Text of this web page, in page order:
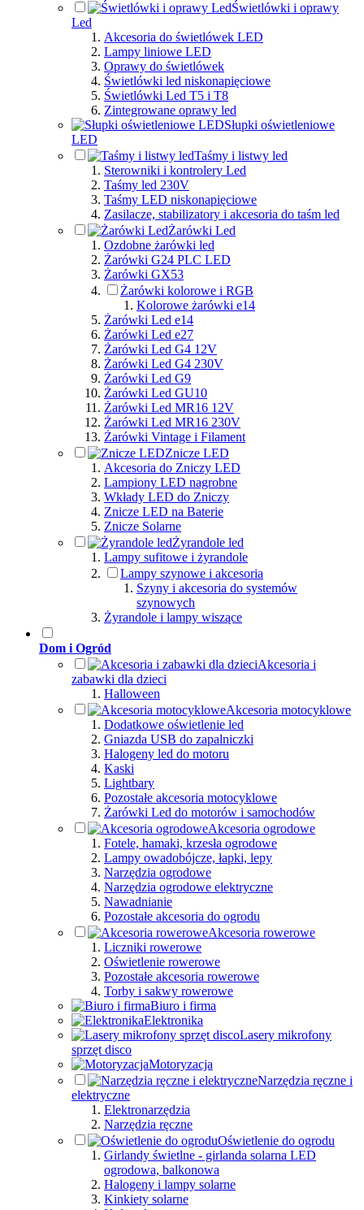
Świetlówki i oprawy
Led
Akcesoria do świetlówek LED
Lampy liniowe LED
Oprawy do świetlówek
Świetlówki led niskonapięciowe
Świetlówki Led T5 i T8
Zintegrowane oprawy led
Słupki oświetleniowe
LED
Taśmy i listwy led
Sterowniki i kontrolery Led
Taśmy led 230V
Taśmy LED niskonapięciowe
Zasilacze, stabilizatory i akcesoria do taśm led
Żarówki Led
Ozdobne żarówki led
Żarówki G24 PLC LED
Żarówki GX53
Żarówki kolorowe i RGB
Kolorowe żarówki e14
Żarówki Led e14
Żarówki Led e27
Żarówki Led G4 12V
Żarówki Led G4 230V
Żarówki Led G9
Żarówki Led GU10
Żarówki Led MR16 12V
Żarówki Led MR16 230V
Żarówki Vintage i Filament
Znicze LED
Akcesoria do Zniczy LED
Lampiony LED nagrobne
Wkłady LED do Zniczy
Znicze LED na Baterie
Znicze Solarne
Żyrandole led
Lampy sufitowe i żyrandole
Lampy szynowe i akcesoria
Szyny i akcesoria do systemów
szynowych
Żyrandole i lampy wiszące
Dom i Ogród
Akcesoria i
zabawki dla dzieci
Halloween
Akcesoria motocyklowe
Dodatkowe oświetlenie led
Gniazda USB do zapalniczki
Halogeny led do motoru
Kaski
Lightbary
Pozostałe akcesoria motocyklowe
Żarówki Led do motorów i samochodów
Akcesoria ogrodowe
Fotele, hamaki, krzesła ogrodowe
Lampy owadobójcze, łapki, lepy
Narzędzia ogrodowe
Narzędzia ogrodowe elektryczne
Nawadnianie
Pozostałe akcesoria do ogrodu
Akcesoria rowerowe
Liczniki rowerowe
Oświetlenie rowerowe
Pozostałe akcesoria rowerowe
Torby i sakwy rowerowe
Biuro i firma
Elektronika
Lasery mikrofony
sprzęt disco
Motoryzacja
Narzędzia ręczne i
elektryczne
Elektronarzędzia
Narzędzia ręczne
Oświetlenie do ogrodu
Girlandy świetlne - girlanda solarna LED
ogrodowa, balkonowa
Halogeny i lampy solarne
Kinkiety solarne